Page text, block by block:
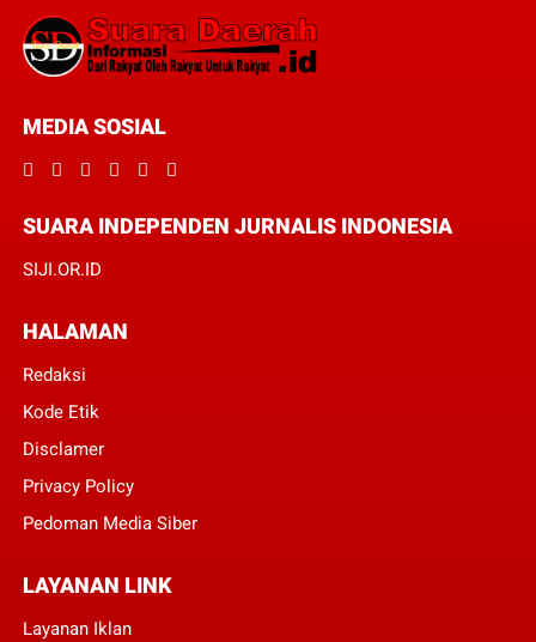
MEDIA SOSIAL
SUARA INDEPENDEN JURNALIS INDONESIA
SIJI.OR.ID
HALAMAN
Redaksi
Kode Etik
Disclamer
Privacy Policy
Pedoman Media Siber
LAYANAN LINK
Layanan Iklan